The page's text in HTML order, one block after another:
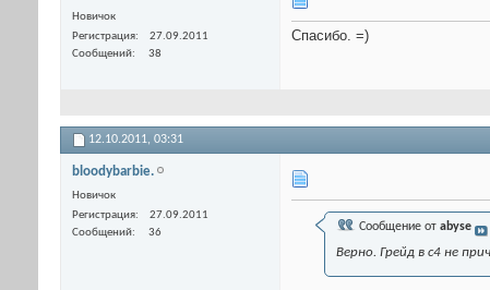
Новичок
Регистрация
27.09.2011
Сообщений
38
Спасибо. =)
12.10.2011, 03:31
bloodybarbie.
Новичок
Регистрация
27.09.2011
Сообщений
36 Сообщение от abyse
Верно. Грейд в с4 не